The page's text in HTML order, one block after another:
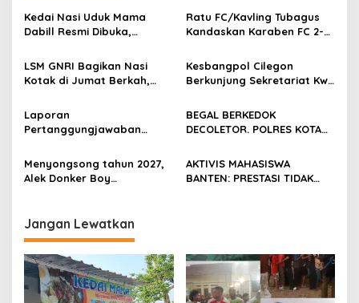
Kedai Nasi Uduk Mama
Dabill Resmi Dibuka,
dengan Harga Ekonomis
Ratu FC/Kavling Tubagus
Kandaskan Karaben FC 2-0:
Kebersamaan Warga
Sindang Heula
LSM GNRI Bagikan Nasi
Kotak di Jumat Berkah,
Kesbangpol Cilegon
Berkunjung Sekretariat Kwri
Kemitraan yang kokoh
Laporan
Pertanggungjawaban
Panitia Milad KKPMP ke-15
Resmi Ditutup
BEGAL BERKEDOK
DECOLETOR. POLRES KOTA
TEGAS
Menyongsong tahun 2027,
Alek Donker Boy
seluruh jajaran untuk terus
meningkatkan
menjalankan tugas
jurnalistik
AKTIVIS MAHASISWA
BANTEN: PRESTASI TIDAK
Jangan Lewatkan